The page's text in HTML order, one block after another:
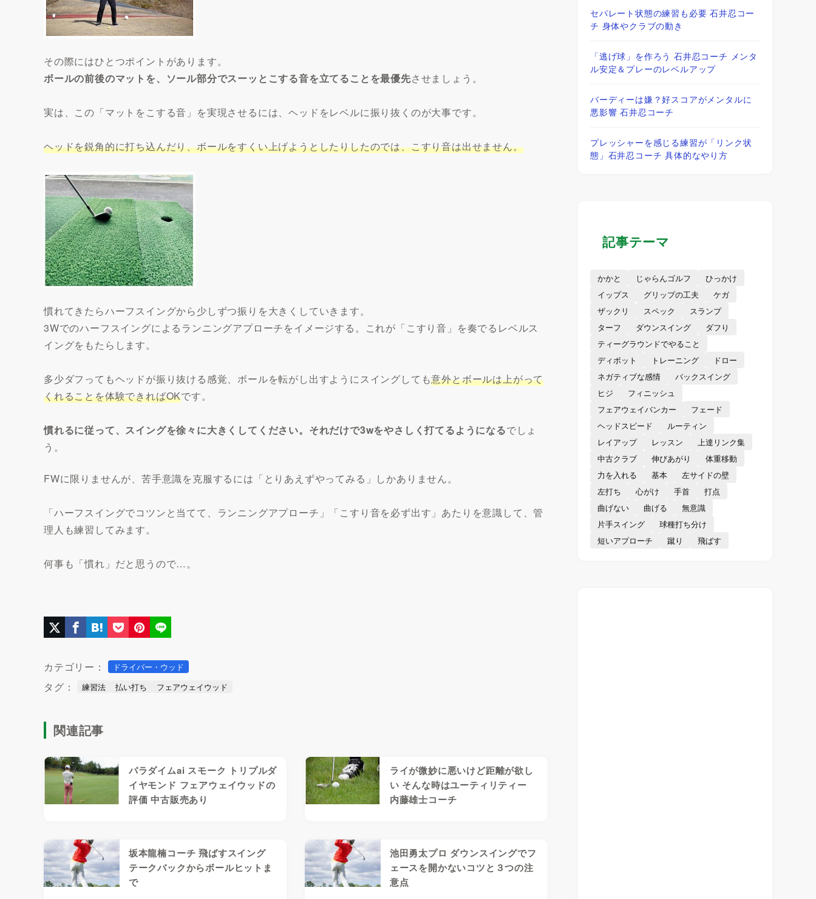
その際にはひとつポイントがあります。
ボールの前後のマットを、ソール部分でスーッとこする音を立てることを最優先させましょう。
実は、この「マットをこする音」を実現させるには、ヘッドをレベルに振り抜くのが大事です。
ヘッドを鋭角的に打ち込んだり、ボールをすくい上げようとしたりしたのでは、こすり音は出せません。
慣れてきたらハーフスイングから少しずつ振りを大きくしていきます。
3Wでのハーフスイングによるランニングアプローチをイメージする。これが「こすり音」を奏でるレベルス
イングをもたらします。
多少ダフってもヘッドが振り抜ける感覚、ボールを転がし出すようにスイングしても意外とボールは上がって
くれることを体験できればOKです。
慣れるに従って、スイングを徐々に大きくしてください。それだけで3wをやさしく打てるようになるでしょ
う。
FWに限りませんが、苦手意識を克服するには「とりあえずやってみる」しかありません。
「ハーフスイングでコツンと当てて、ランニングアプローチ」「こすり音を必ず出す」あたりを意識して、管
理人も練習してみます。
何事も「慣れ」だと思うので…。
カテゴリー： ドライバー・ウッド
タグ： 練習法 払い打ち フェアウェイウッド
関連記事
パラダイムai スモーク トリプルダ
イヤモンド フェアウェイウッドの
評価 中古販売あり
ライが微妙に悪いけど距離が欲し
い そんな時はユーティリティー
内藤雄士コーチ
坂本龍楠コーチ 飛ばすスイング
テークバックからボールヒットま
で
池田勇太プロ ダウンスイングでフ
ェースを開かないコツと３つの注
意点
セパレート状態の練習も必要 石井忍コー
チ 身体やクラブの動き
「逃げ球」を作ろう 石井忍コーチ メンタ
ル安定＆プレーのレベルアップ
バーディーは嫌？好スコアがメンタルに
悪影響 石井忍コーチ
プレッシャーを感じる練習が「リンク状
態」石井忍コーチ 具体的なやり方
記事テーマ
かかと じゃらんゴルフ
ひっかけ
イップス
グリップの工夫
ケガ
ザックリ
スペック
スランプ
ターフ
ダウンスイング
ダフり
ティーグラウンドでやること
ディボット
トレーニング
ドロー
ネガティブな感情
バックスイング
ヒジ
フィニッシュ
フェアウェイバンカー
フェード
ヘッドスピード
ルーティン
レイアップ
レッスン
上達リンク集
中古クラブ
伸びあがり
体重移動
力を入れる
基本
左サイドの壁
左打ち
心がけ 手首
打点
曲げない
曲げる
無意識
片手スイング
球種打ち分け
短いアプローチ
蹴り 飛ばす